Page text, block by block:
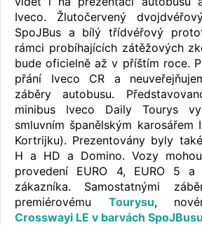
Iveco. Žlutočervený
SpoJBus a bílý třídvéřový
rámci probíhajících zátěžových
bude oficielně až v příštím roce.
přání Iveco CR a
záběry autobusu.
minibus Iveco Daily Tourys
smluvním španělským karosářem
Kortrijku). Prezentovány byly
H a HD a Domino. Vozy
provedení EURO 4, EURO 5
zákazníka. Samostatnými
premiérovému Tourysu,
Crosswayi LE v barvách